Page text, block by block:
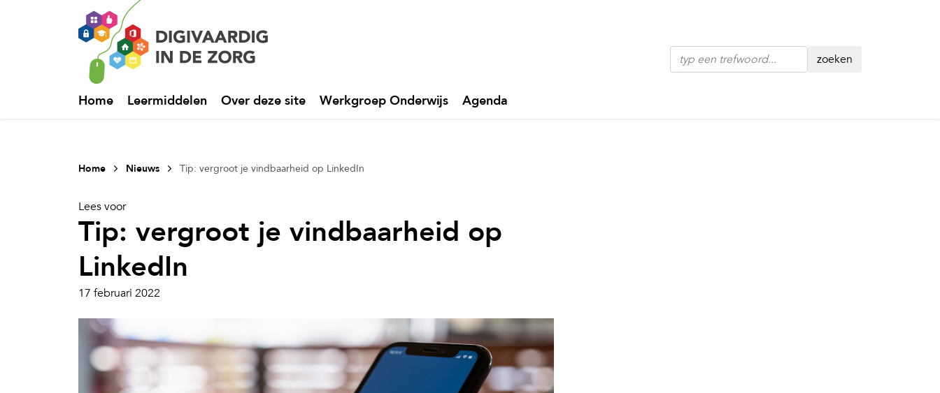
zoeken
Home Leermiddelen Over deze site Werkgroep Onderwijs Agenda
Home Nieuws Tip: vergroot je vindbaarheid op LinkedIn
Lees voor
Tip: vergroot je vindbaarheid op
LinkedIn
17 februari 2022